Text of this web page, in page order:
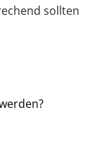
sollten